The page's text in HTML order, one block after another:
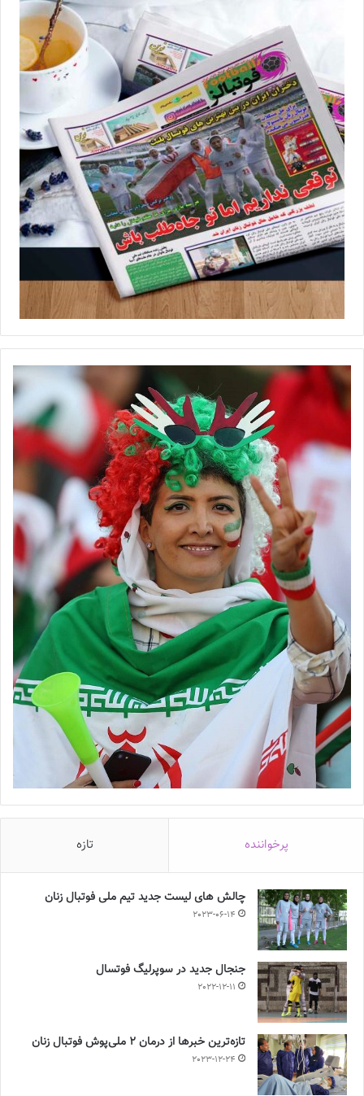
پرخواننده تازه
چالش هاى ليست جدید تيم ملى فوتبال زنان
2023-06-14
جنجال جدید در سوپرلیگ فوتسال
2022-12-11
تازه‌ترین خبرها از درمان ۲ ملی‌پوش فوتبال زنان
2023-12-24